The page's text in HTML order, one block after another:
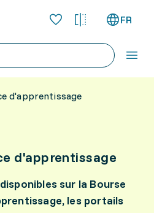
FR
d'apprentissage
d'apprentissage
sur la Bourse
les portails